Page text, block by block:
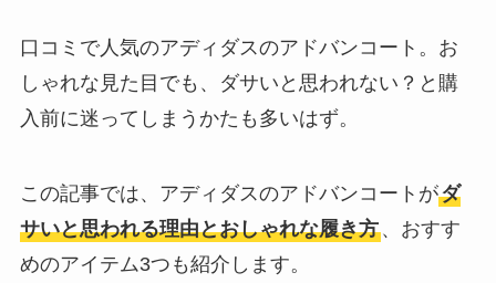
口コミで人気のアディダスのアドバンコート。お
しゃれな見た目でも、ダサいと思われない？と購
入前に迷ってしまうかたも多いはず。
この記事では、アディダスのアドバンコートがダ
サいと思われる理由とおしゃれな履き方、おすす
めのアイテム3つも紹介します。